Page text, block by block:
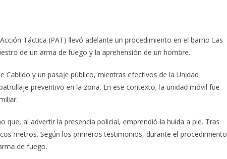
Táctica (PAT) llevó adelante un procedimiento en el barrio Las
de un arma de fuego y la aprehensión de un hombre.
Cabildo y un pasaje público, mientras efectivos de la Unidad
preventivo en la zona. En ese contexto, la unidad móvil fue
que, al advertir la presencia policial, emprendió la huida a pie. Tras
metros. Según los primeros testimonios, durante el procedimiento
de fuego.